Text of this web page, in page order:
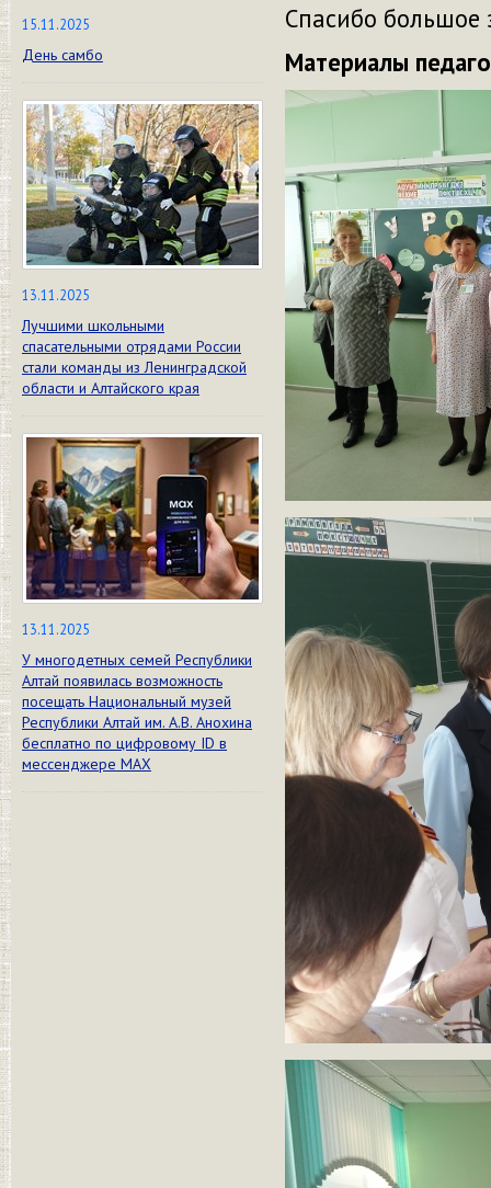
15.11.2025
День самбо
13.11.2025
Лучшими школьными
спасательными отрядами России
стали команды из Ленинградской
области и Алтайского края
13.11.2025
У многодетных семей Республики
Алтай появилась возможность
посещать Национальный музей
Республики Алтай им. А.В. Анохина
бесплатно по цифровому ID в
мессенджере МАХ
Спасибо большое
Материалы